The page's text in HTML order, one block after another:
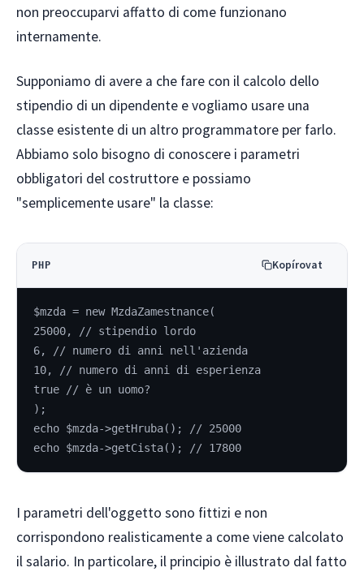
non preoccuparvi affatto di come funzionano
internamente.
Supponiamo di avere a che fare con il calcolo dello
stipendio di un dipendente e vogliamo usare una
classe esistente di un altro programmatore per farlo.
Abbiamo solo bisogno di conoscere i parametri
obbligatori del costruttore e possiamo
"semplicemente usare" la classe:
PHP Kopírovat
$mzda = new MzdaZamestnance(
25000, // stipendio lordo
6, // numero di anni nell'azienda
10, // numero di anni di esperienza
true // è un uomo?
);
echo $mzda->getHruba(); // 25000
echo $mzda->getCista(); // 17800
I parametri dell'oggetto sono fittizi e non
corrispondono realisticamente a come viene calcolato
il salario. In particolare, il principio è illustrato dal fatto